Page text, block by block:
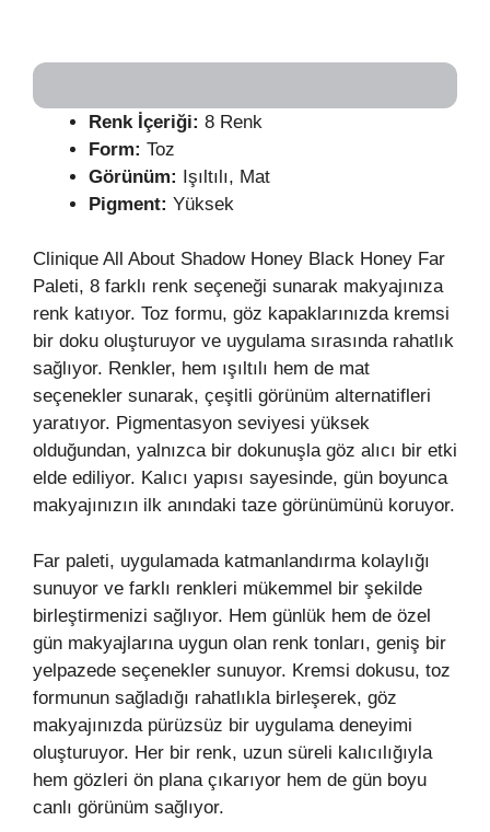
Renk İçeriği: 8 Renk
Form: Toz
Görünüm: Işıltılı, Mat
Pigment: Yüksek
Clinique All About Shadow Honey Black Honey Far
Paleti, 8 farklı renk seçeneği sunarak makyajınıza
renk katıyor. Toz formu, göz kapaklarınızda kremsi
bir doku oluşturuyor ve uygulama sırasında rahatlık
sağlıyor. Renkler, hem ışıltılı hem de mat
seçenekler sunarak, çeşitli görünüm alternatifleri
yaratıyor. Pigmentasyon seviyesi yüksek
olduğundan, yalnızca bir dokunuşla göz alıcı bir etki
elde ediliyor. Kalıcı yapısı sayesinde, gün boyunca
makyajınızın ilk anındaki taze görünümünü koruyor.
Far paleti, uygulamada katmanlandırma kolaylığı
sunuyor ve farklı renkleri mükemmel bir şekilde
birleştirmenizi sağlıyor. Hem günlük hem de özel
gün makyajlarına uygun olan renk tonları, geniş bir
yelpazede seçenekler sunuyor. Kremsi dokusu, toz
formunun sağladığı rahatlıkla birleşerek, göz
makyajınızda pürüzsüz bir uygulama deneyimi
oluşturuyor. Her bir renk, uzun süreli kalıcılığıyla
hem gözleri ön plana çıkarıyor hem de gün boyu
canlı görünüm sağlıyor.